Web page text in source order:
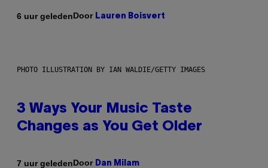
6 uur geledenDoor Lauren Boisvert
PHOTO ILLUSTRATION BY IAN WALDIE/GETTY IMAGES
3 Ways Your Music Taste
Changes as You Get Older
7 uur geledenDoor Dan Milam